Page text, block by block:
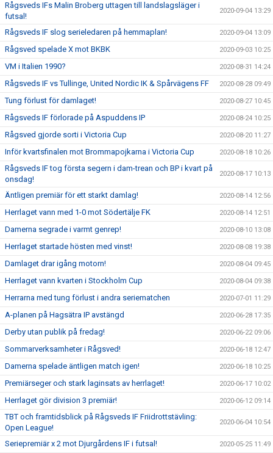
Rågsveds IFs Malin Broberg uttagen till landslagsläger i
futsal!
2020-09-04 13:29
Rågsveds IF slog serieledaren på hemmaplan! 2020-09-04 13:09
Rågsved spelade X mot BKBK 2020-09-03 10:25
VM i Italien 1990? 2020-08-31 14:24
Rågsveds IF vs Tullinge, United Nordic IK & Spårvägens FF 2020-08-28 09:49
Tung förlust för damlaget! 2020-08-27 10:45
Rågsveds IF förlorade på Aspuddens IP 2020-08-24 10:25
Rågsved gjorde sorti i Victoria Cup 2020-08-20 11:27
Inför kvartsfinalen mot Brommapojkarna i Victoria Cup 2020-08-18 10:26
Rågsveds IF tog första segern i dam-trean och BP i kvart på
onsdag!
2020-08-17 10:13
Äntligen premiär för ett starkt damlag! 2020-08-14 12:56
Herrlaget vann med 1-0 mot Södertälje FK 2020-08-14 12:51
Damerna segrade i varmt genrep! 2020-08-10 13:08
Herrlaget startade hösten med vinst! 2020-08-08 19:38
Damlaget drar igång motorn! 2020-08-04 09:45
Herrlaget vann kvarten i Stockholm Cup 2020-08-04 09:38
Herrarna med tung förlust i andra seriematchen 2020-07-01 11:29
A-planen på Hagsätra IP avstängd 2020-06-28 17:35
Derby utan publik på fredag! 2020-06-22 09:06
Sommarverksamheter i Rågsved! 2020-06-18 12:47
Damerna spelade äntligen match igen! 2020-06-18 10:25
Premiärseger och stark laginsats av herrlaget! 2020-06-17 10:02
Herrlaget gör division 3 premiär! 2020-06-12 09:14
TBT och framtidsblick på Rågsveds IF Friidrottstävling:
Open League!
2020-06-04 10:54
Seriepremiär x 2 mot Djurgårdens IF i futsal! 2020-05-25 11:49